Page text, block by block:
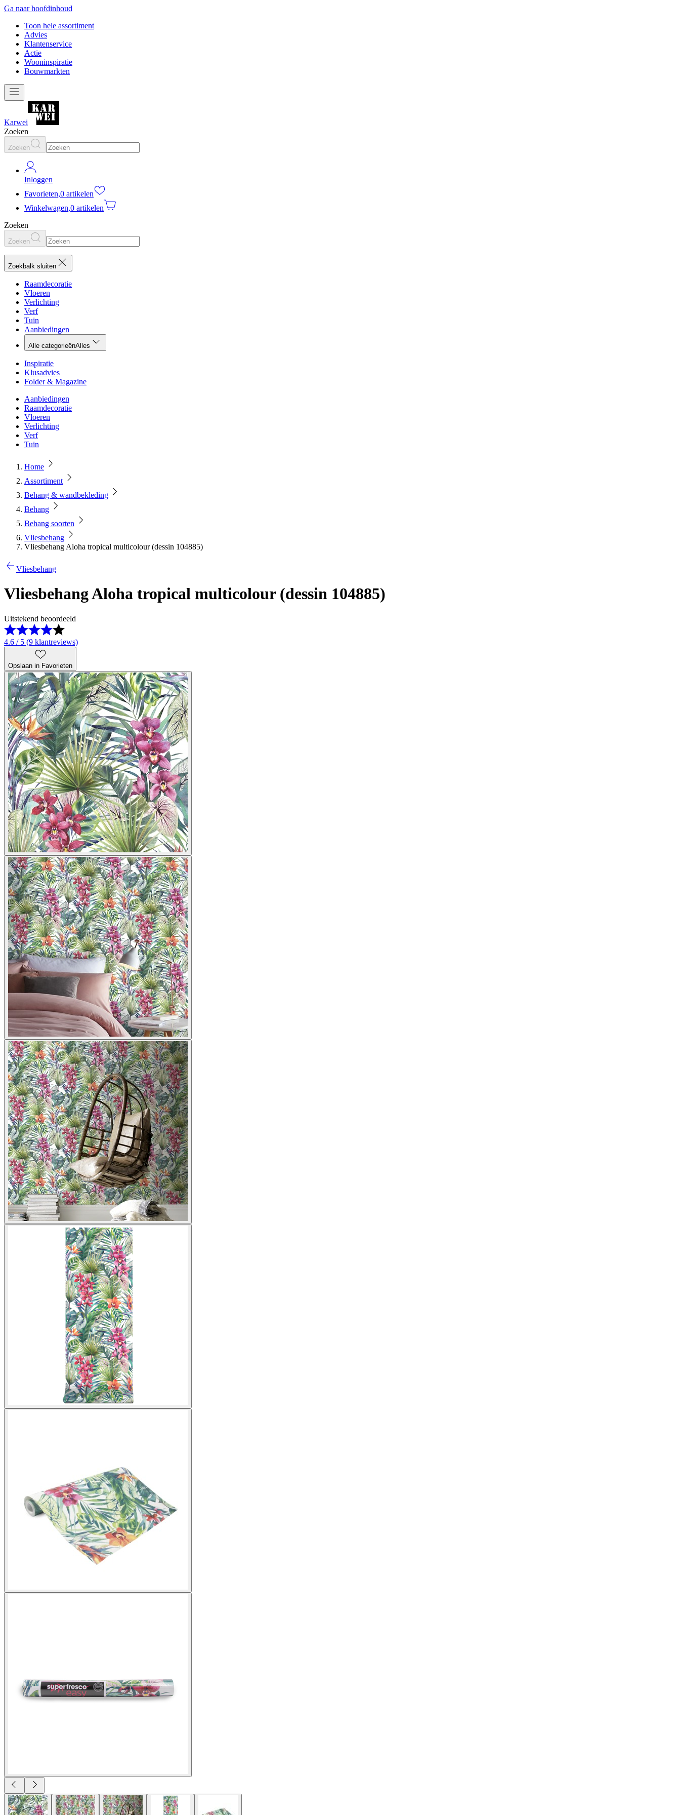
Ga naar hoofdinhoud
Toon hele assortiment
Advies
Klantenservice
Actie
Wooninspiratie
Bouwmarkten
Karwei
Zoeken
Zoeken
Inloggen
Favorieten,0 artikelen
Winkelwagen,0 artikelen
Zoeken
Zoeken
Zoekbalk sluiten
Raamdecoratie
Vloeren
Verlichting
Verf
Tuin
Aanbiedingen
Alle categorieënAlles
Inspiratie
Klusadvies
Folder & Magazine
Aanbiedingen
Raamdecoratie
Vloeren
Verlichting
Verf
Tuin
Home
Assortiment
Behang & wandbekleding
Behang
Behang soorten
Vliesbehang
Vliesbehang Aloha tropical multicolour (dessin 104885)
Vliesbehang
Vliesbehang Aloha tropical multicolour (dessin 104885)
Uitstekend beoordeeld
4.6 / 5 (9 klantreviews)
Opslaan in Favorieten